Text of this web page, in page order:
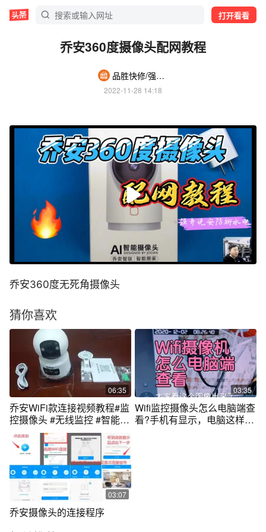
打开看看
乔安360度摄像头配网教程
品胜快修/强哥本溪店
2022-11-28 14:18
乔安360度无死角摄像头
猜你喜欢
06:35
乔安WiFi款连接视频教程#监
控摄像头 #无线监控 #智能安
防
03:35
Wifi监控摄像头怎么电脑端查
看?手机有显示，电脑这样操
03:07
乔安摄像头的连接程序